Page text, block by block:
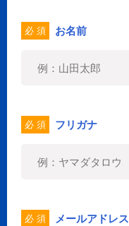
必 須 お名前
必 須 フリガナ
必 須 メールアドレス